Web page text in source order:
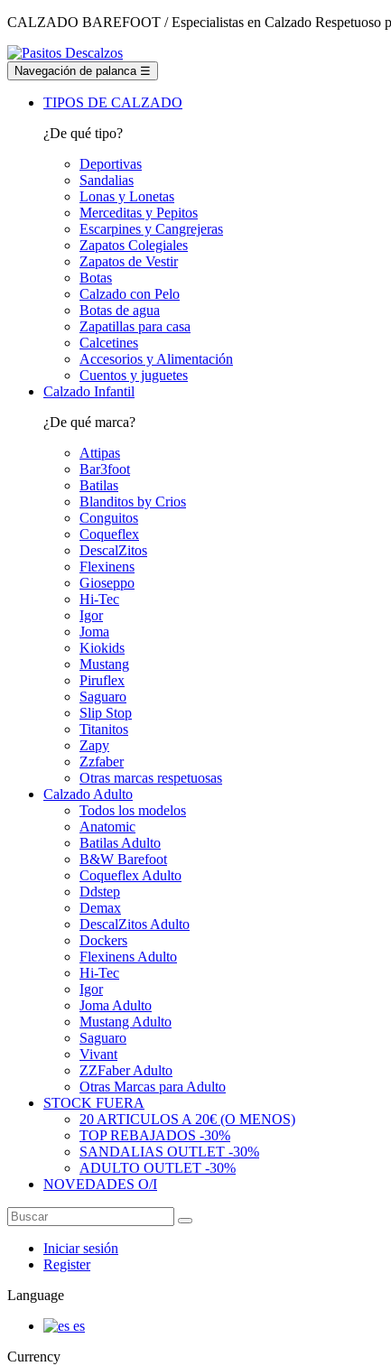
CALZADO BAREFOOT / Especialistas en Calzado Respetuoso
Navegación de palanca ☰
TIPOS DE CALZADO
¿De qué tipo?
Deportivas
Sandalias
Lonas y Lonetas
Merceditas y Pepitos
Escarpines y Cangrejeras
Zapatos Colegiales
Zapatos de Vestir
Botas
Calzado con Pelo
Botas de agua
Zapatillas para casa
Calcetines
Accesorios y Alimentación
Cuentos y juguetes
Calzado Infantil
¿De qué marca?
Attipas
Bar3foot
Batilas
Blanditos by Crios
Conguitos
Coqueflex
DescalZitos
Flexinens
Gioseppo
Hi-Tec
Igor
Joma
Kiokids
Mustang
Piruflex
Saguaro
Slip Stop
Titanitos
Zapy
Zzfaber
Otras marcas respetuosas
Calzado Adulto
Todos los modelos
Anatomic
Batilas Adulto
B&W Barefoot
Coqueflex Adulto
Ddstep
Demax
DescalZitos Adulto
Dockers
Flexinens Adulto
Hi-Tec
Igor
Joma Adulto
Mustang Adulto
Saguaro
Vivant
ZZFaber Adulto
Otras Marcas para Adulto
STOCK FUERA
20 ARTICULOS A 20€ (O MENOS)
TOP REBAJADOS -30%
SANDALIAS OUTLET -30%
ADULTO OUTLET -30%
NOVEDADES O/I
Iniciar sesión
Register
Language
es
Currency